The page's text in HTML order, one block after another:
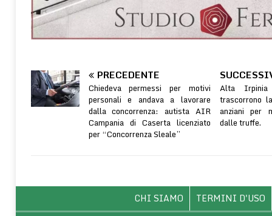
PRECEDENTE
Chiedeva permessi per motivi
personali e andava a lavorare
dalla concorrenza: autista AIR
Campania di Caserta licenziato
per “Concorrenza Sleale”
Alta
trascorrono
anziani per
dalle truffe.
CHI SIAMO TERMINI D'USO